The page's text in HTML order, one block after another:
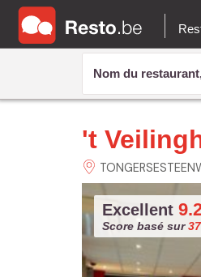
't
Excellent
Score basé sur